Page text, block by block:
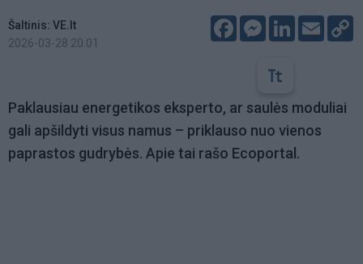
Šaltinis: VE.lt
2026-03-28 20:01
FacebookMessenger
LinkedIn
Email
Paklausiau energetikos eksperto, ar saulės moduliai
gali apšildyti visus namus – priklauso nuo vienos
paprastos gudrybės. Apie tai rašo Ecoportal.